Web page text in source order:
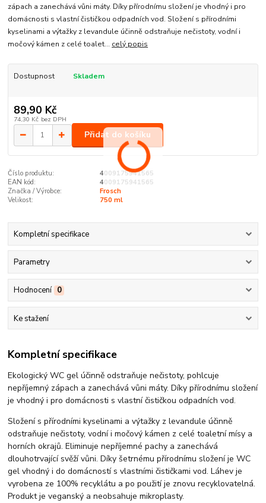
zápach a zanechává vůni máty. Díky přírodnímu složení je vhodný i pro
domácnosti s vlastní čističkou odpadních vod. Složení s přírodními
kyselinami a výtažky z levandule účinně odstraňuje nečistoty, vodní i
močový kámen z celé toalet... celý popis
Dostupnost Skladem
89,90 Kč
74,30 Kč bez DPH
Přidat do košíku
Číslo produktu:
4009175941565
EAN kód:
4009175941565
Značka / Výrobce:
Frosch
Velikost:
750 ml
Kompletní specifikace
Parametry
Hodnocení 0
Ke stažení
Kompletní specifikace
Ekologický WC gel účinně odstraňuje nečistoty, pohlcuje
nepříjemný zápach a zanechává vůni máty. Díky přírodnímu složení
je vhodný i pro domácnosti s vlastní čističkou odpadních vod.
Složení s přírodními kyselinami a výtažky z levandule účinně
odstraňuje nečistoty, vodní i močový kámen z celé toaletní mísy a
horních okrajů. Eliminuje nepříjemné pachy a zanechává
dlouhotrvající svěží vůni. Díky šetrnému přírodnímu složení je WC
gel vhodný i do domácností s vlastními čističkami vod. Láhev je
vyrobena ze 100% recyklátu a po použití je znovu recyklovatelná.
Produkt je veganský a neobsahuje mikroplasty.